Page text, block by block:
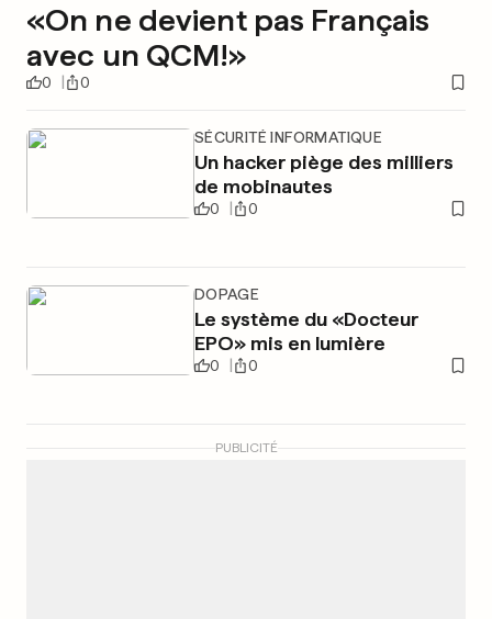
«On ne devient pas Français
avec un QCM!»
0 0
SÉCURITÉ INFORMATIQUE
Un hacker piège des milliers
de mobinautes
0 0
DOPAGE
Le système du «Docteur
EPO» mis en lumière
0 0
PUBLICITÉ